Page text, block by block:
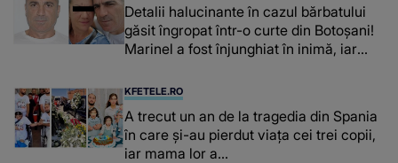
Detalii halucinante în cazul bărbatului
găsit îngropat într-o curte din Botoșani!
Marinel a fost înjunghiat în inimă, iar
suspecți
KFETELE.RO
A trecut un an de la tragedia din Spania
în care și-au pierdut viața cei trei copii,
iar mama lor a…